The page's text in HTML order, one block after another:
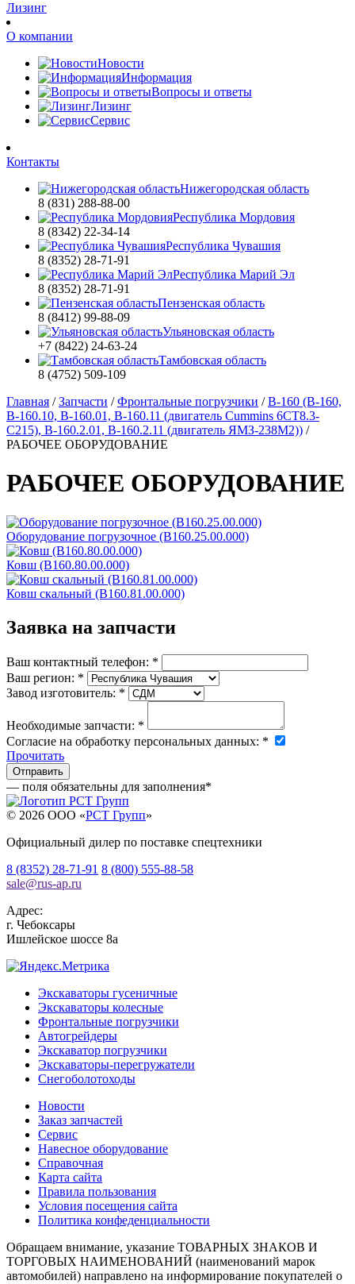
Лизинг
О компании
Новости
Информация
Вопросы и ответы
Лизинг
Сервис
Контакты
Нижегородская область
8 (831) 288-88-00
Республика Мордовия
8 (8342) 22-34-14
Республика Чувашия
8 (8352) 28-71-91
Республика Марий Эл
8 (8352) 28-71-91
Пензенская область
8 (8412) 99-88-09
Ульяновская область
+7 (8422) 24-63-24
Тамбовская область
8 (4752) 509-109
Главная /Запчасти /Фронтальные погрузчики /В-160 (В-160,
В-160.10, В-160.01, В-160.11 (двигатель Cummins 6CT8.3-
C215), В-160.2.01, В-160.2.11 (двигатель ЯМЗ-238М2)) /
РАБОЧЕЕ ОБОРУДОВАНИЕ
РАБОЧЕЕ ОБОРУДОВАНИЕ
Оборудование погрузочное (B160.25.00.000)
Ковш (B160.80.00.000)
Ковш cкальный (B160.81.00.000)
Заявка на запчасти
Ваш контактный телефон: *
Ваш регион: *
Завод изготовитель: *
Необходимые запчасти: *
Согласие на обработку персональных данных: *
Прочитать
— поля обязательны для заполнения*
© 2026 OOO «РСТ Групп»
Официальный дилер по поставке спецтехники
8 (8352) 28-71-91 8 (800) 555-88-58
sale@rus-ap.ru
Адрес:
г. Чебоксары
Ишлейское шоссе 8а
Экскаваторы гусеничные
Экскаваторы колесные
Фронтальные погрузчики
Автогрейдеры
Экскаватор погрузчики
Экскаваторы-перегружатели
Снегоболотоходы
Новости
Заказ запчастей
Сервис
Навесное оборудование
Справочная
Карта сайта
Правила пользования
Условия посещения сайта
Политика конфеденциальности
Обращаем внимание, указание ТОВАРНЫХ ЗНАКОВ И
ТОРГОВЫХ НАИМЕНОВАНИЙ (наименований марок
автомобилей) направлено на информирование покупателей о